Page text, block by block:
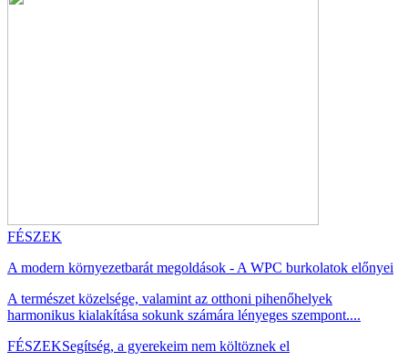
FÉSZEK
A modern környezetbarát megoldások - A WPC burkolatok előnyei
A természet közelsége, valamint az otthoni pihenőhelyek
harmonikus kialakítása sokunk számára lényeges szempont....
FÉSZEKSegítség, a gyerekeim nem költöznek el